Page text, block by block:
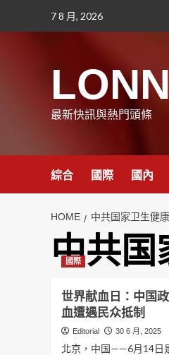
7 8 月, 2026
最新快訊與熱門頭條
綜合 國際 國內
HOME 中共国家卫生健
中共国
國際
世界献血日：中国
血遭遇民众抵制
Editorial 30 6 月, 2025
北京，中国——6月14日